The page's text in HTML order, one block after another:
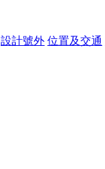
設計號外 位置及交通